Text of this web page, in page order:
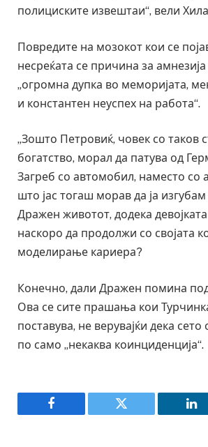
полициските извештаи“, вели
Повредите на мозокот кои се
несреќата се причина за
„огромна дупка во меморијата,
и константен неуспех на работа“.
„Зошто Петровиќ, човек со таков
богатство, морал да патува од
Загреб со автомобил, наместо со
што јас тогаш морав да ја
Дражен животот, додека девојката
наскоро да продолжи со својата
моделирање кариера?
Конечно, дали Дражен помина
Ова се сите прашања кои
поставува, не верувајќи дека сето
по само „некаква коинциденција“.
Facebook Twitter